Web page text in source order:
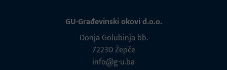
GU-Građevinski okovi d.o.o.
Donja Golubinja bb.
72230 Žepče
info@g-u.ba